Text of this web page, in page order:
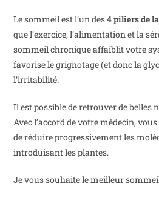
Le sommeil est l’un des4 piliers de
que l’exercice, l’alimentation et la
sommeil chronique affaiblit votre
favorise le grignotage (et donc la
l’irritabilité.
Il est possible de retrouver de belles
Avec l’accord de votre médecin,
de réduire progressivement les
introduisant les plantes.
Je vous souhaite le meilleur